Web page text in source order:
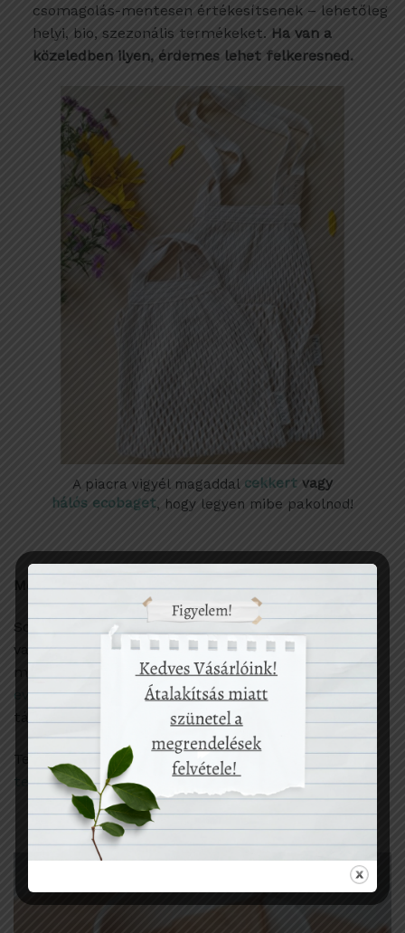
csomagolás-mentesen értékesítsenek – lehetőleg
helyi, bio, szezonális termékeket. Ha van a
közeledben ilyen, érdemes lehet felkeresned.
A piacra vigyél magaddal cekkert vagy
hálós ecobaget, hogy legyen mibe pakolnod!
Mondj nemet az egyszer használatos műanyagokra!
Sok olyan eldobható, egyszer használatos műanyag
van, amit viszonylag egyszerű kiküszöbölni. Vigyél
kulacsotmindenhová, de egy
evőeszközkészlet
is könnyen elfér még egy női
táskában is.
Teázáshoz használj szálas teát és
mosható
teafiltert, kávézáshozmosható kávéfiltert.